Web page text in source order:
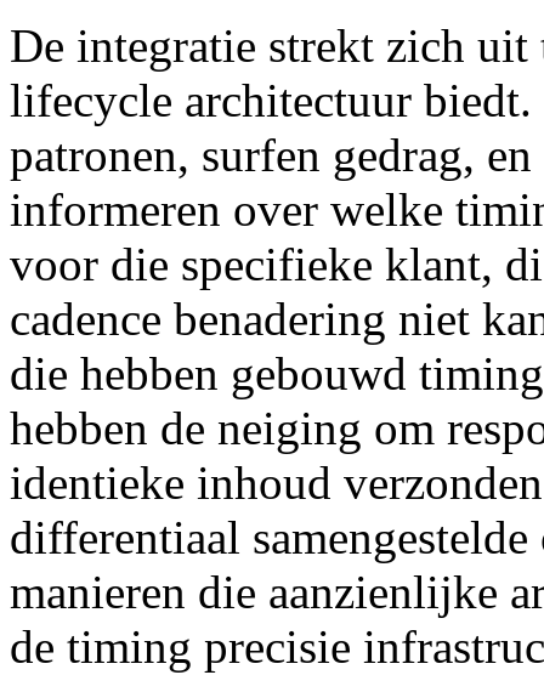
De integratie strekt zich
lifecycle architectuur
patronen, surfen gedrag,
informeren over welke
voor die specifieke klant,
cadence benadering niet
die hebben gebouwd
hebben de neiging om
identieke inhoud
differentiaal
manieren die aanzienlijke
de timing precisie